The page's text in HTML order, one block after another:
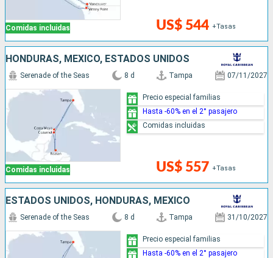
Comidas incluidas US$ 544 +Tasas
HONDURAS, MÉXICO, ESTADOS UNIDOS
Comidas incluidas
Serenade of the Seas 8 d Tampa 07/11/2027
US$ 557 +Tasas
Precio especial familias
Hasta -60% en el 2° pasajero
Comidas incluidas
ESTADOS UNIDOS, HONDURAS, MÉXICO
Serenade of the Seas 8 d Tampa 31/10/2027
Precio especial familias
Hasta -60% en el 2° pasajero